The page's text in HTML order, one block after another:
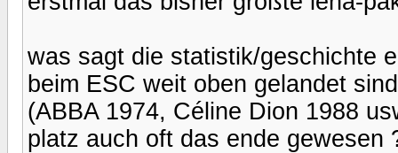
was sagt die statistik/geschichte
beim ESC weit oben gelandet
(ABBA 1974, Céline Dion 1988
platz auch oft das ende gewesen